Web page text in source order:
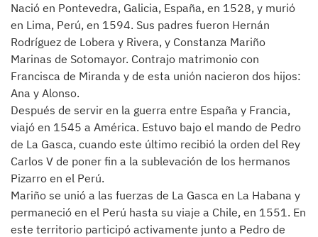
Nació en Pontevedra, Galicia, España, en 1528, y murió
en Lima, Perú, en 1594. Sus padres fueron Hernán
Rodríguez de Lobera y Rivera, y Constanza Mariño
Marinas de Sotomayor. Contrajo matrimonio con
Francisca de Miranda y de esta unión nacieron dos hijos:
Ana y Alonso.
Después de servir en la guerra entre España y Francia,
viajó en 1545 a América. Estuvo bajo el mando de Pedro
de La Gasca, cuando este último recibió la orden del Rey
Carlos V de poner fin a la sublevación de los hermanos
Pizarro en el Perú.
Mariño se unió a las fuerzas de La Gasca en La Habana y
permaneció en el Perú hasta su viaje a Chile, en 1551. En
este territorio participó activamente junto a Pedro de